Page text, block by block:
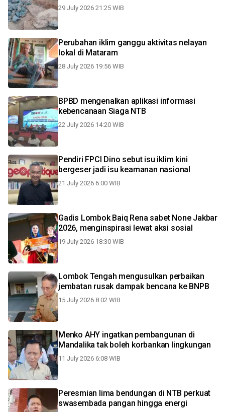
29 July 2026 21:25 WIB
Perubahan iklim ganggu aktivitas nelayan
lokal di Mataram
28 July 2026 19:56 WIB
BPBD mengenalkan aplikasi informasi
kebencanaan Siaga NTB
22 July 2026 14:20 WIB
Pendiri FPCI Dino sebut isu iklim kini
bergeser jadi isu keamanan nasional
21 July 2026 6:00 WIB
Gadis Lombok Baiq Rena sabet None Jakbar
2026, menginspirasi lewat aksi sosial
19 July 2026 18:30 WIB
Lombok Tengah mengusulkan perbaikan
jembatan rusak dampak bencana ke BNPB
15 July 2026 8:02 WIB
Menko AHY ingatkan pembangunan di
Mandalika tak boleh korbankan lingkungan
11 July 2026 6:08 WIB
Peresmian lima bendungan di NTB perkuat
swasembada pangan hingga energi